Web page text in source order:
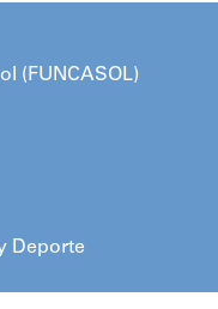
(FUNCASOL)
Deporte